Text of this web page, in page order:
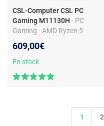
CSL-Computer CSL PC
Gaming M11130H - PC
Gaming - AMD Ryzen 5
16Go - SSD 1To - Windows 11
609,00€
En stock
1 2